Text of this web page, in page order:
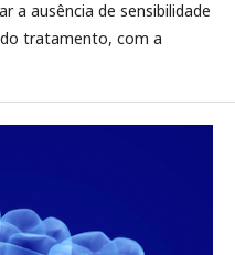
a ausência de sensibilidade
tratamento, com a